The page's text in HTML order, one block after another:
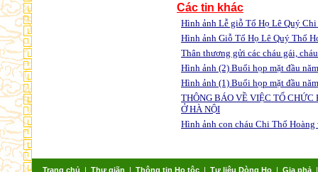
Các tin khác
Hình ảnh Lễ giỗ Tổ Họ Lê Quý
Hình ảnh Giỗ Tổ Họ Lê Quý Thổ
Thân thương gửi các cháu gái,
Hình ảnh (2) Buổi họp mặt đầu
Hình ảnh (1) Buổi họp mặt đầu
THÔNG BÁO VỀ VIỆC TỔ
Ở HÀ NỘI
Hình ảnh con cháu Chi Thổ
Trang chủ | Thư giãn | Thông tin Họ tộc| Tư liệu Dòng Họ| Gia phả